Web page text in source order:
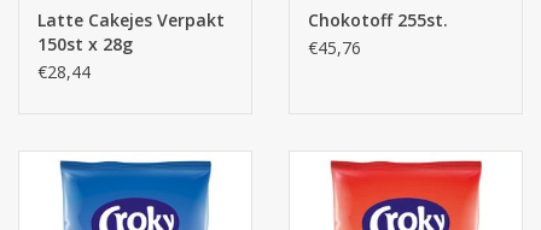
Latte Cakejes Verpakt
150st x 28g
€28,44
Chokotoff 255st.
€45,76